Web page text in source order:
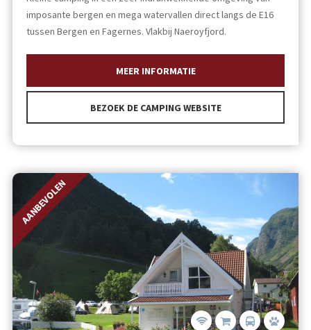
imposante bergen en mega watervallen direct langs de E16
tussen Bergen en Fagernes. Vlakbij Naeroyfjord.
MEER INFORMATIE
BEZOEK DE CAMPING WEBSITE
AANBEVOLEN